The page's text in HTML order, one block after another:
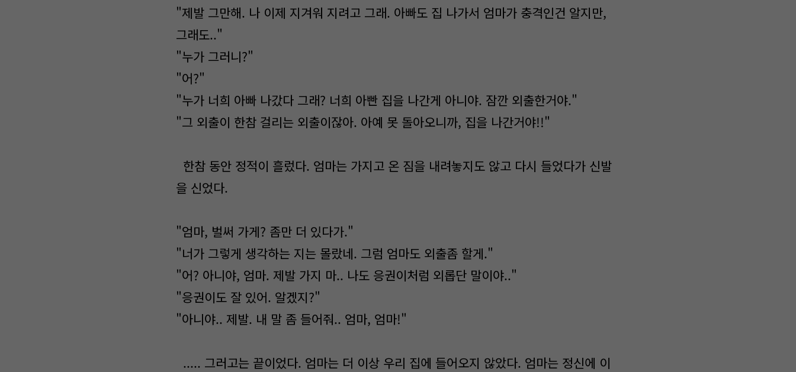
"제발 그만해. 나 이제 지겨워 지려고 그래. 아빠도 집 나가서 엄마가 충격인건 알지만,
그래도.."
"누가 그러니?"
"어?"
"누가 너희 아빠 나갔다 그래? 너희 아빤 집을 나간게 아니야. 잠깐 외출한거야."
"그 외출이 한참 걸리는 외출이잖아. 아예 못 돌아오니까, 집을 나간거야!!"
한참 동안 정적이 흘렀다. 엄마는 가지고 온 짐을 내려놓지도 않고 다시 들었다가 신발
을 신었다.
"엄마, 벌써 가게? 좀만 더 있다가."
"너가 그렇게 생각하는 지는 몰랐네. 그럼 엄마도 외출좀 할게."
"어? 아니야, 엄마. 제발 가지 마.. 나도 응권이처럼 외롭단 말이야.."
"응권이도 잘 있어. 알겠지?"
"아니야.. 제발. 내 말 좀 들어줘.. 엄마, 엄마!"
..... 그러고는 끝이었다. 엄마는 더 이상 우리 집에 들어오지 않았다. 엄마는 정신에 이